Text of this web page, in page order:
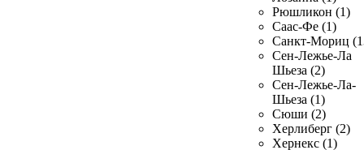
Рюшликон (1)
Саас-Фе (1)
Санкт-Мориц
Сен-Лежье-Ла
Шьеза (2)
Сен-Лежье-Ла-
Шьеза (1)
Сюши (2)
Херлиберг (2)
Хернекс (1)